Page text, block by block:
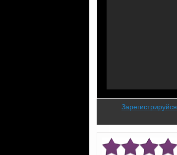
Зарегистрируйся